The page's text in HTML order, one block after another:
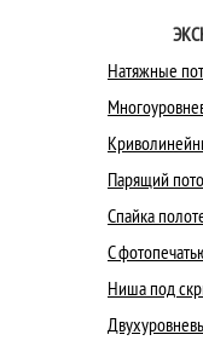
Натяжные
Парящий
Спайка
С
Ниша под